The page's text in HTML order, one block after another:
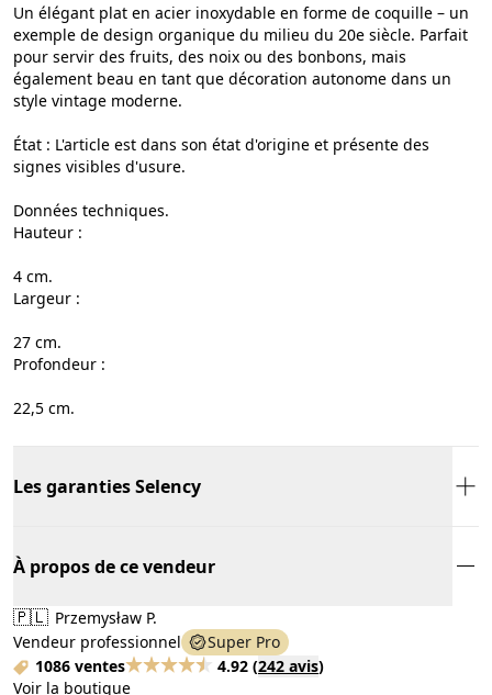
Un élégant plat en acier inoxydable en forme de coquille – un
exemple de design organique du milieu du 20e siècle. Parfait
pour servir des fruits, des noix ou des bonbons, mais
également beau en tant que décoration autonome dans un
style vintage moderne.
État : L'article est dans son état d'origine et présente des
signes visibles d'usure.
Données techniques.
Hauteur :
4 cm.
Largeur :
27 cm.
Profondeur :
22,5 cm.
Les garanties Selency
À propos de ce vendeur
🇵🇱 Przemysław P.
Vendeur professionnel
Super Pro
1086 ventes
4.92 (242 avis)
Voir la boutique